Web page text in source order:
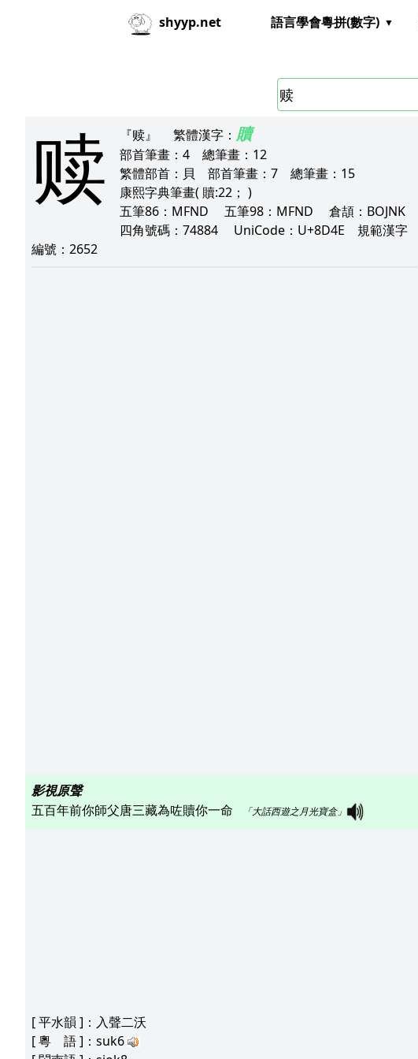
shyyp.net 語言學會粵拼(數字)
赎 『赎』 繁體漢字： 贖
部首筆畫： 4 總筆畫： 12
繁體部首： 貝 部首筆畫： 7 總筆畫： 15
康熙字典筆畫( 贖:22； )
五筆86： MFND 五筆98： MFND 倉頡： BOJNK
四角號碼： 74884 UniCode： U+8D4E 規範漢字
編號： 2652
影視原聲
五百年前你師父唐三藏為咗贖你一命
「大話西遊之月光寶盒」
[平水韻 ]：入聲二沃
[粵 語]：suk6